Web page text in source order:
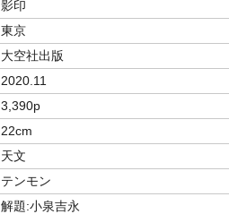
影印
東京
大空社出版
2020.11
3,390p
22cm
天文
テンモン
解題:小泉吉永